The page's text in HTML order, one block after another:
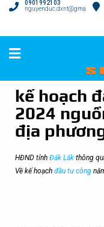
0901992103
nguyenduc.dxnt@gmail.com
kế hoạch
2024
địa
HĐND tỉnh Đắk Lắk thông
Về kế hoạch đầu tư công